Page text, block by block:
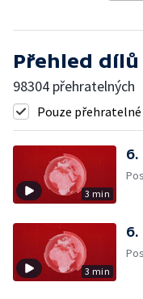
Přehled dílů
98304 přehratelných
Pouze
3 min
6.
3 min
6.